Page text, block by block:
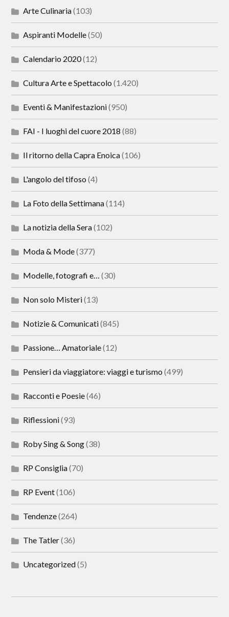
Arte Culinaria(103)
Aspiranti Modelle(50)
Calendario 2020(12)
Cultura Arte e Spettacolo (1.420)
Eventi & Manifestazioni(950)
FAI - I luoghi del cuore 2018 (88)
Il ritorno della Capra Enoica(106)
L'angolo del tifoso (4)
La Foto della Settimana(114)
La notizia della Sera(102)
Moda & Mode(377)
Modelle, fotografi e… (30)
Non solo Misteri(13)
Notizie & Comunicati(845)
Passione… Amatoriale(12)
Pensieri da viaggiatore: viaggi e turismo (499)
Racconti e Poesie(46)
Riflessioni(93)
Roby Sing & Song(38)
RP Consiglia(70)
RP Event(106)
Tendenze(264)
The Tatler(36)
Uncategorized(5)